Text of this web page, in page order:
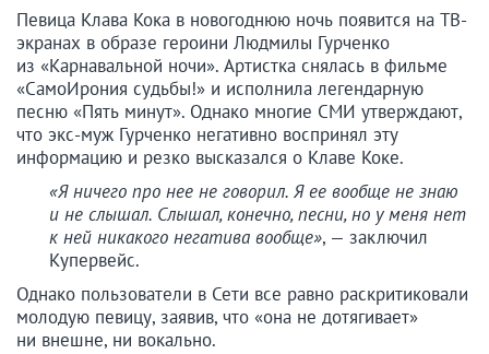
Певица Клава Кока в новогоднюю ночь появится на ТВ-
экранах в образе героини Людмилы Гурченко
из «Карнавальной ночи». Артистка снялась в фильме
«СамоИрония судьбы!» и исполнила легендарную
песню «Пять минут». Однако многие СМИ утверждают,
что экс-муж Гурченко негативно воспринял эту
информацию и резко высказался о Клаве Коке.
«Я ничего про нее не говорил. Я ее вообще не знаю
и не слышал. Слышал, конечно, песни, но у меня нет
к ней никакого негатива вообще», — заключил
Купервейс.
Однако пользователи в Сети все равно раскритиковали
молодую певицу, заявив, что «она не дотягивает»
ни внешне, ни вокально.